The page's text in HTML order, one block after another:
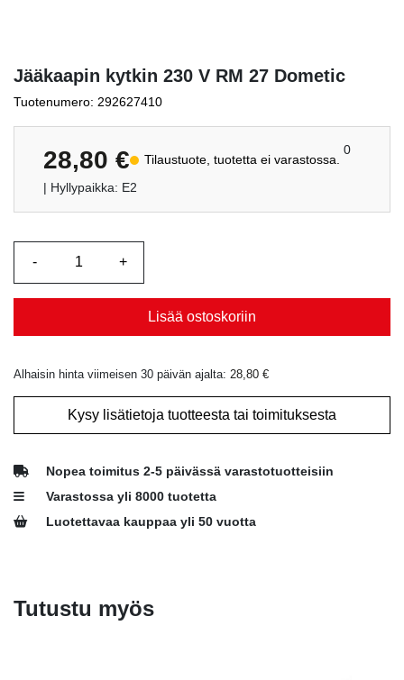
Jääkaapin kytkin 230 V RM 27 Dometic
Tuotenumero: 292627410
28,80 € Tilaustuote, tuotetta ei varastossa.
0
| Hyllypaikka: E2
Lisää ostoskoriin
Alhaisin hinta viimeisen 30 päivän ajalta: 28,80 €
Kysy lisätietoja tuotteesta tai toimituksesta
Nopea toimitus 2-5 päivässä varastotuotteisiin
Varastossa yli 8000 tuotetta
Luotettavaa kauppaa yli 50 vuotta
Tutustu myös